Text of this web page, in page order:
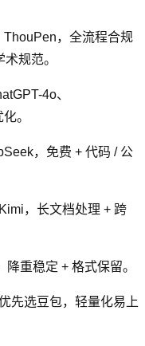
ThouPen，全流程合规
规范。
4o、
。
，免费 + 代码 / 公
，长文档处理 + 跨
降重稳定 + 格式保留。
先选豆包，轻量化易上